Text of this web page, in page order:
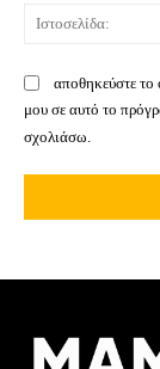
αποθηκεύστε το
μου σε αυτό το
σχολιάσω.